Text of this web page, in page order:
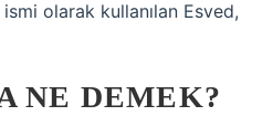
olarak kullanılan Esved,
NE DEMEK?